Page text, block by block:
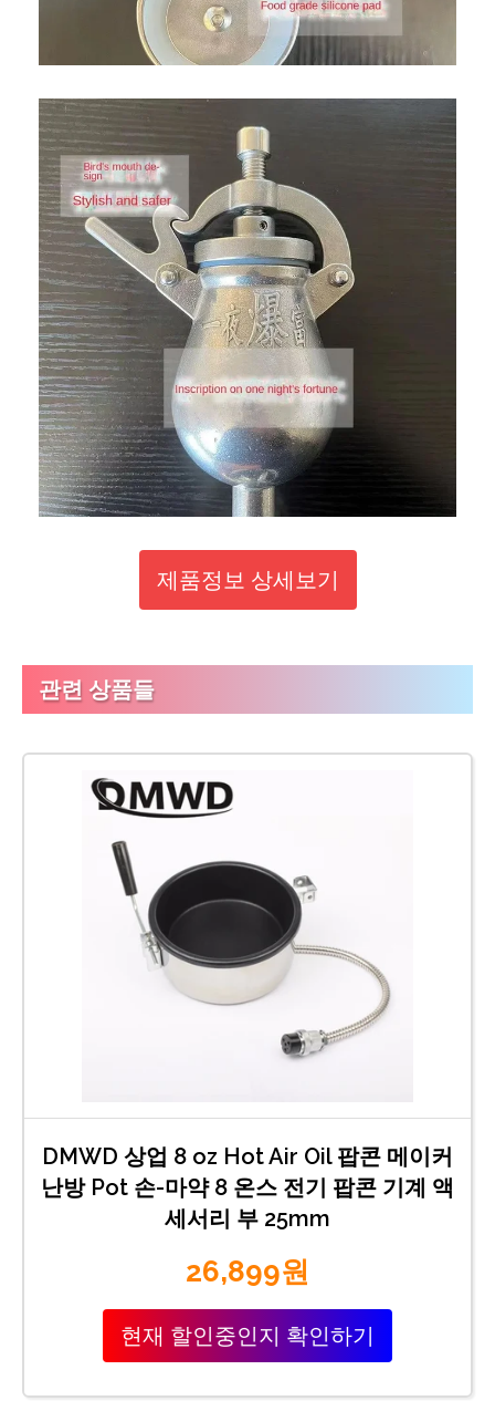
제품정보 상세보기
관련 상품들
DMWD 상업 8 oz Hot Air Oil 팝콘 메이커
난방 Pot 손-마약 8 온스 전기 팝콘 기계 액
세서리 부 25mm
26,899원
현재 할인중인지 확인하기